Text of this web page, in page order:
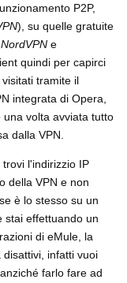
P2P,
), su quelle gratuite
NordVPN e
quindi per capirci
tramite il
integrata di Opera,
volta avviata tutto
dalla VPN.
l'indirizzio IP
della VPN e non
è lo stesso su un
stai effettuando un
di eMule, la
disattivi, infatti vuoi
farlo fare ad